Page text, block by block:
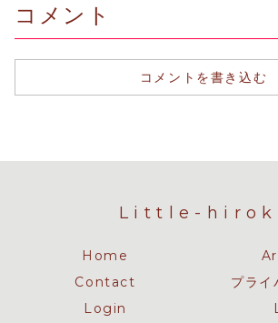
コメント
コメントを書き込む
Little-
Home
Contact
プライ
Login